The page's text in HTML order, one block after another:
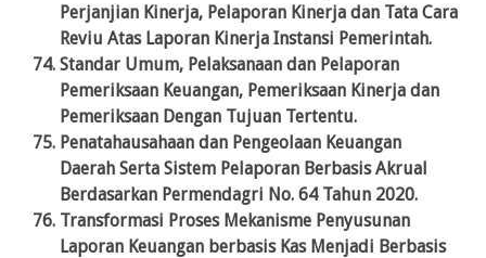
Perjanjian Kinerja, Pelaporan Kinerja dan Tata Cara
Reviu Atas Laporan Kinerja Instansi Pemerintah.
Standar Umum, Pelaksanaan dan Pelaporan
Pemeriksaan Keuangan, Pemeriksaan Kinerja dan
Pemeriksaan Dengan Tujuan Tertentu.
Penatahausahaan dan Pengeolaan Keuangan
Daerah Serta Sistem Pelaporan Berbasis Akrual
Berdasarkan Permendagri No. 64 Tahun 2020.
Transformasi Proses Mekanisme Penyusunan
Laporan Keuangan berbasis Kas Menjadi Berbasis